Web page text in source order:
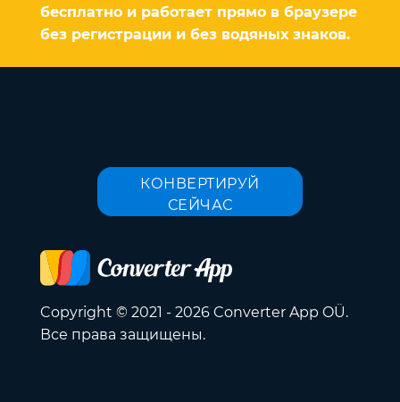
бесплатно и работает прямо в браузере
без регистрации и без водяных знаков.
КОНВЕРТИРУЙ
СЕЙЧАС
Copyright © 2021 - 2026 Converter App OÜ.
Все права защищены.